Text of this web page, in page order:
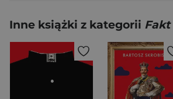
Inne książki z kategorii Fakt